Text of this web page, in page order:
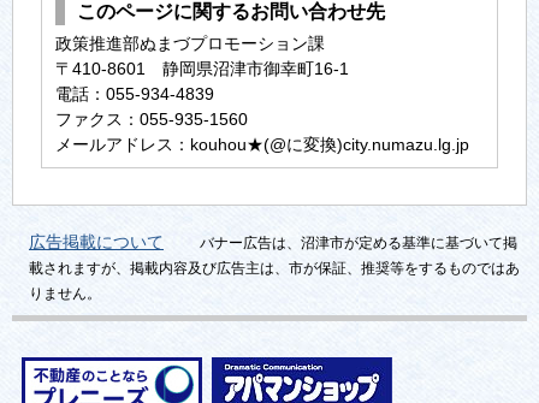
このページに関するお問い合わせ先
政策推進部ぬまづプロモーション課
〒410-8601 静岡県沼津市御幸町16-1
電話：055-934-4839
ファクス：055-935-1560
メールアドレス：kouhou★(@に変換)city.numazu.lg.jp
広告掲載について
バナー広告は、沼津市が定める基準に基づいて掲
載されますが、掲載内容及び広告主は、市が保証、推奨等をするものではあ
りません。